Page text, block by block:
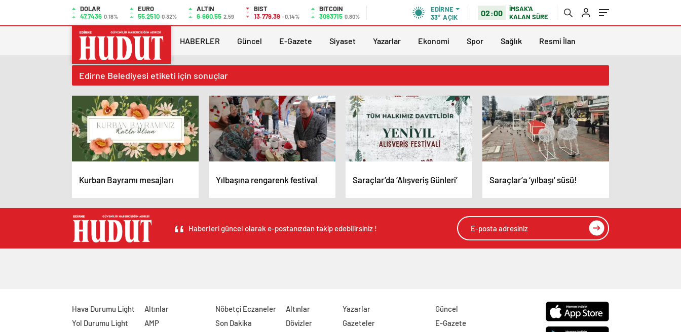
DOLAR
47,7436 0.18%
EURO
55,2510 0.32%
ALTIN
6.660,55 2,59
BIST
13.779,39 -0,14%
BITCOIN
3093715 0,80%
EDIRNE
33° AÇIK 02:00
İMSAK'A
KALAN SÜRE
HABERLER Güncel E-Gazete Siyaset Yazarlar Ekonomi Spor Sağlık Resmi İlan
Edirne Belediyesi etiketi için sonuçlar
Kurban Bayramı mesajları Yılbaşına rengarenk festival Saraçlar’da ‘Alışveriş Günleri’ Saraçlar’a ‘yılbaşı’ süsü!
Haberleri güncel olarak e-postanızdan takip edebilirsiniz !
Hava Durumu Light
Yol Durumu Light
Altınlar
AMP
Nöbetçi Eczaneler
Son Dakika
Altınlar
Dövizler
Yazarlar
Gazeteler
Güncel
E-Gazete